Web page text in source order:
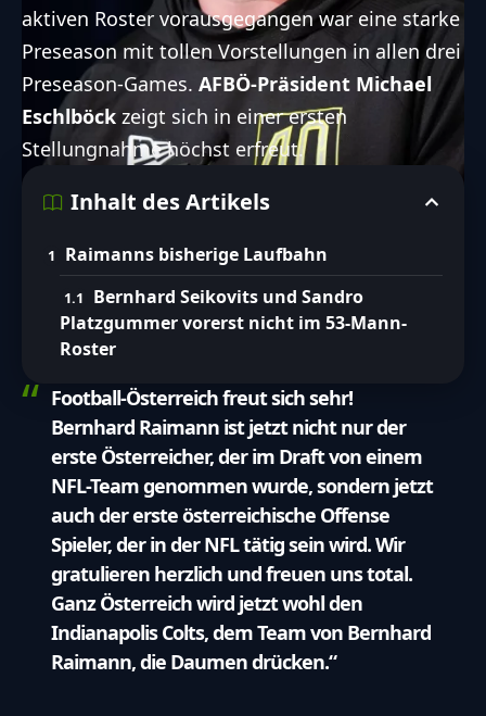
aktiven Roster vorausgegangen war eine starke
Preseason mit tollen Vorstellungen in allen drei
Preseason-Games. AFBÖ-Präsident Michael
Eschlböck zeigt sich in einer ersten
Stellungnahme höchst erfreut.
Inhalt des Artikels
Raimanns bisherige Laufbahn
Bernhard Seikovits und Sandro
Platzgummer vorerst nicht im 53-Mann-
Roster
Football-Österreich freut sich sehr!
Bernhard Raimann ist jetzt nicht nur der
erste Österreicher, der im Draft von einem
NFL-Team genommen wurde, sondern jetzt
auch der erste österreichische Offense
Spieler, der in der NFL tätig sein wird. Wir
gratulieren herzlich und freuen uns total.
Ganz Österreich wird jetzt wohl den
Indianapolis Colts, dem Team von Bernhard
Raimann, die Daumen drücken.“